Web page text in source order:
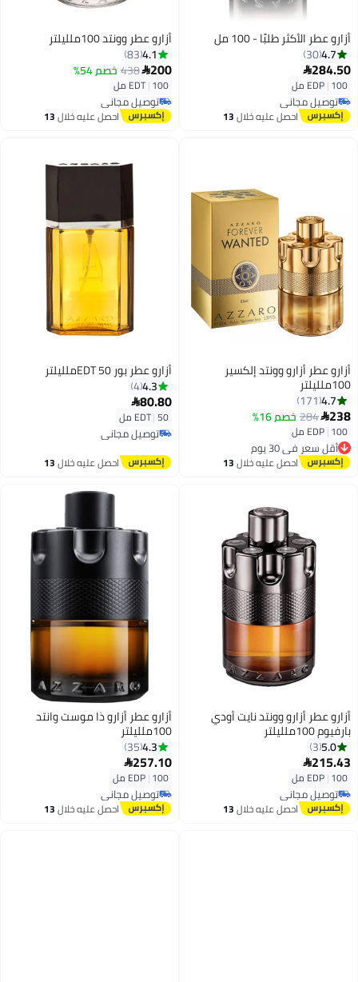
أزارو عطر الأكثر طلبًا - 100 مل
4.7
30
284.50
EDP|100 مل
توصيل مجاني
توصيل مجانياحصل عليه خلال13
أزارو عطر وونتد 100ملليلتر
4.1
83
200
438 خصم 54%
EDT|100 مل
توصيل مجاني
توصيل مجانياحصل عليه خلال13
أزارو عطر أزارو وونتد إلكسير
100ملليلتر
4.7
171
238
284 خصم 16%
EDP|100 ملأقل سعر في 30 يوم
توصيل مجاني
أقل سعر في 30 يوماحصل عليه خلال13
أزارو عطر بور EDT 50ملليلتر
4.3
4
80.80
EDT|50 مل
توصيل مجاني
توصيل مجاني
احصل عليه خلال13
أزارو عطر أزارو وونتد نايت أودي
بارفيوم 100ملليلتر
5.0
3
215.43
EDP|100 مل
توصيل مجاني
توصيل مجانياحصل عليه خلال13
أزارو عطر أزارو ذا موست وانتد
100ملليلتر
4.3
35
257.10
EDP|100 مل
توصيل مجاني
توصيل مجانياحصل عليه خلال13